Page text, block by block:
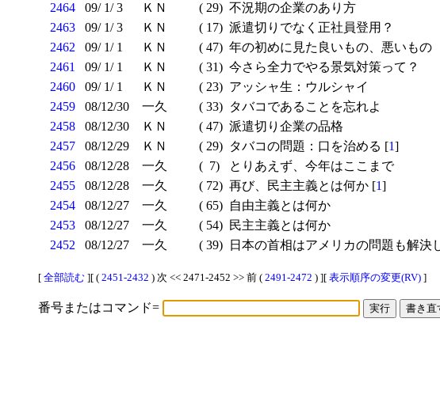
2464
09/ 1/ 3 ＫＮ ( 29) 不況期の企業のあり方
2463
09/ 1/ 3 ＫＮ ( 17) 派遣切りでなく正社員登用？
2462
09/ 1/ 1 ＫＮ ( 47) 年の初めに見た良いもの、悪いもの
2461
09/ 1/ 1 ＫＮ ( 31) 今さら全力でやる景気対策って？
2460
09/ 1/ 1 ＫＮ ( 23) アッシャ生：ウルシャイ
2459
08/12/30 一久 ( 33) タバコであることを忘れよ
2458
08/12/30 ＫＮ ( 47) 派遣切り企業の品格
2457
08/12/29 ＫＮ ( 29) タバコの問題：口を治める [1]
2456
08/12/28 一久 ( 7)
とりあえず、今年はここまで
2455
08/12/28 一久 ( 72) 再び、民主主義とは何か [1]
2454
08/12/27 一久 ( 65) 自由主義とは何か
2453
08/12/27 一久 ( 54) 民主主義とは何か
2452
08/12/27 一久 ( 39) 日本の首相はアメリカの問題も解決
[ 全部読む ][ ( 2451-2432 ) 次 << 2471-2452 >> 前 ( 2491-2472 ) ][ 表示順序の変更(RV) ]
番号またはコマンド=